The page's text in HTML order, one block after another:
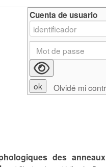
des
Cuenta de usuario
Olvidé mi